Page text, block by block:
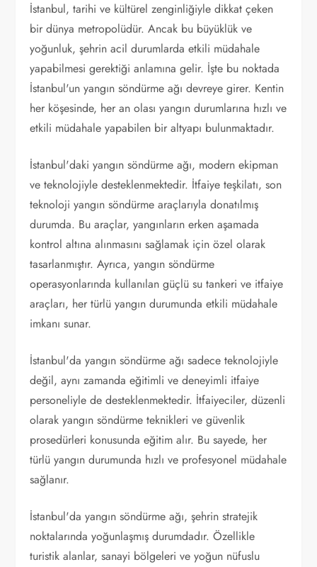
İstanbul, tarihi ve kültürel zenginliğiyle dikkat çeken
bir dünya metropolüdür. Ancak bu büyüklük ve
yoğunluk, şehrin acil durumlarda etkili müdahale
yapabilmesi gerektiği anlamına gelir. İşte bu noktada
İstanbul'un yangın söndürme ağı devreye girer. Kentin
her köşesinde, her an olası yangın durumlarına hızlı ve
etkili müdahale yapabilen bir altyapı bulunmaktadır.
İstanbul'daki yangın söndürme ağı, modern ekipman
ve teknolojiyle desteklenmektedir. İtfaiye teşkilatı, son
teknoloji yangın söndürme araçlarıyla donatılmış
durumda. Bu araçlar, yangınların erken aşamada
kontrol altına alınmasını sağlamak için özel olarak
tasarlanmıştır. Ayrıca, yangın söndürme
operasyonlarında kullanılan güçlü su tankeri ve itfaiye
araçları, her türlü yangın durumunda etkili müdahale
imkanı sunar.
İstanbul'da yangın söndürme ağı sadece teknolojiyle
değil, aynı zamanda eğitimli ve deneyimli itfaiye
personeliyle de desteklenmektedir. İtfaiyeciler, düzenli
olarak yangın söndürme teknikleri ve güvenlik
prosedürleri konusunda eğitim alır. Bu sayede, her
türlü yangın durumunda hızlı ve profesyonel müdahale
sağlanır.
İstanbul'da yangın söndürme ağı, şehrin stratejik
noktalarında yoğunlaşmış durumdadır. Özellikle
turistik alanlar, sanayi bölgeleri ve yoğun nüfuslu